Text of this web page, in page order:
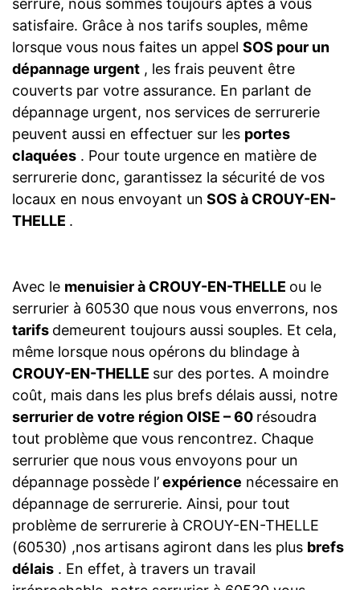
serrure, nous sommes toujours aptes à vous
satisfaire. Grâce à nos tarifs souples, même
lorsque vous nous faites un appel SOS pour un
dépannage urgent , les frais peuvent être
couverts par votre assurance. En parlant de
dépannage urgent, nos services de serrurerie
peuvent aussi en effectuer sur les portes
claquées . Pour toute urgence en matière de
serrurerie donc, garantissez la sécurité de vos
locaux en nous envoyant un SOS à CROUY-EN-
THELLE .
Avec le menuisier à CROUY-EN-THELLE ou le
serrurier à 60530 que nous vous enverrons, nos
tarifs demeurent toujours aussi souples. Et cela,
même lorsque nous opérons du blindage à
CROUY-EN-THELLE sur des portes. A moindre
coût, mais dans les plus brefs délais aussi, notre
serrurier de votre région OISE – 60 résoudra
tout problème que vous rencontrez. Chaque
serrurier que nous vous envoyons pour un
dépannage possède l’expérience nécessaire en
dépannage de serrurerie. Ainsi, pour tout
problème de serrurerie à CROUY-EN-THELLE
(60530) ,nos artisans agiront dans les plus brefs
délais . En effet, à travers un travail